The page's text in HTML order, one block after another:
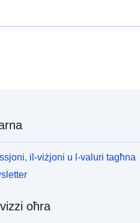
il-viżjoni u l-valuri tagħna
oħra